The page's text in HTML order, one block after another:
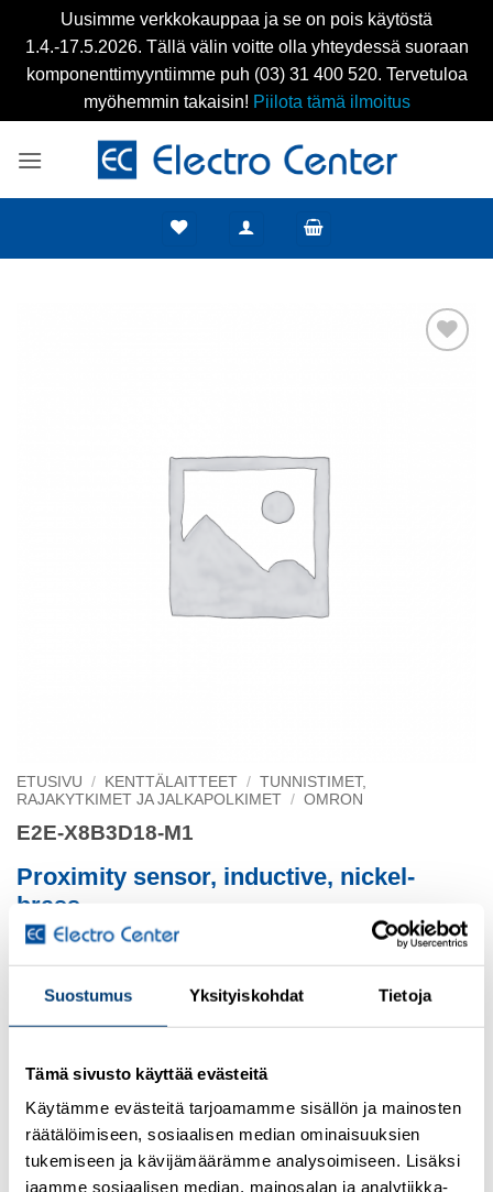
Suostumus Yksityiskohdat Tietoja
Tämä sivusto käyttää evästeitä
Käytämme evästeitä tarjoamamme sisällön ja mainosten
räätälöimiseen, sosiaalisen median ominaisuuksien
tukemiseen ja kävijämäärämme analysoimiseen. Lisäksi
jaamme sosiaalisen median, mainosalan ja analytiikka-
Uusimme verkkokauppaa ja se on pois käytöstä
1.4.-17.5.2026. Tällä välin voitte olla yhteydessä suoraan
komponenttimyyntiimme puh (03) 31 400 520. Tervetuloa
myöhemmin takaisin! Piilota tämä ilmoitus
ETUSIVU / KENTTÄLAITTEET / TUNNISTIMET,
RAJAKYTKIMET JA JALKAPOLKIMET / OMRON
E2E-X8B3D18-M1
Proximity sensor, inductive, nickel-
brass
Kirjaudu sisään nähdäksesi hinnat ja käyttääksesi
verkkokauppaa
Osastot:Omron , Uudet tuotteet